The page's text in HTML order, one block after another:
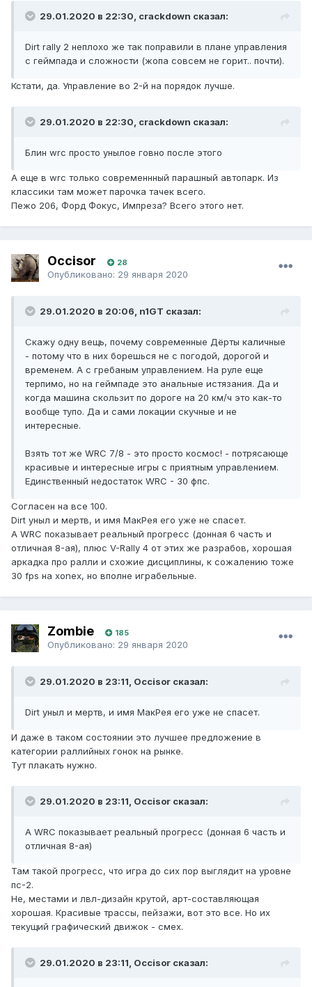
29.01.2020 в 22:30, crackdown сказал:
Dirt rally 2 неплохо же так поправили в плане управления
с геймпада и сложности (жопа совсем не горит.. почти).
Кстати, да. Управление во 2-й на порядок лучше.
29.01.2020 в 22:30, crackdown сказал:
Блин wrc просто унылое говно после этого
А еще в wrc только современнный парашный автопарк. Из
классики там может парочка тачек всего.
Пежо 206, Форд Фокус, Импреза? Всего этого нет.
Occisor 28
Опубликовано: 29 января 2020
29.01.2020 в 20:06, n1GT сказал:
Скажу одну вещь, почему современные Дёрты каличные
- потому что в них борешься не с погодой, дорогой и
временем. А с гребаным управлением. На руле еще
терпимо, но на геймпаде это анальные истязания. Да и
когда машина скользит по дороге на 20 км/ч это как-то
вообще тупо. Да и сами локации скучные и не
интересные.
Взять тот же WRC 7/8 - это просто космос! - потрясающе
красивые и интересные игры с приятным управлением.
Единственный недостаток WRC - 30 фпс.
Согласен на все 100.
Dirt уныл и мертв, и имя МакРея его уже не спасет.
А WRC показывает реальный прогресс (донная 6 часть и
отличная 8-ая), плюс V-Rally 4 от этих же разрабов, хорошая
аркадка про ралли и схожие дисциплины, к сожалению тоже
30 fps на xonex, но вполне играбельные.
Zombie 185
Опубликовано: 29 января 2020
29.01.2020 в 23:11, Occisor сказал:
Dirt уныл и мертв, и имя МакРея его уже не спасет.
И даже в таком состоянии это лучшее предложение в
категории раллийных гонок на рынке.
Тут плакать нужно.
29.01.2020 в 23:11, Occisor сказал:
А WRC показывает реальный прогресс (донная 6 часть и
отличная 8-ая)
Там такой прогресс, что игра до сих пор выглядит на уровне
пс-2.
Не, местами и лвл-дизайн крутой, арт-составляющая
хорошая. Красивые трассы, пейзажи, вот это все. Но их
текущий графический движок - смех.
29.01.2020 в 23:11, Occisor сказал: